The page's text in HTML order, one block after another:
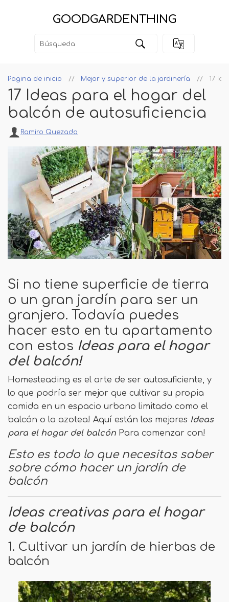
GOODGARDENTHING
Pagina de inicio Mejor y superior de la jardinería 17
17 Ideas para el hogar del
balcón de autosuficiencia
Ramiro Quezada
Si no tiene superficie de tierra
o un gran jardín para ser un
granjero. Todavía puedes
hacer esto en tu apartamento
con estos Ideas para el hogar
del balcón!
Homesteading es el arte de ser autosuficiente, y
lo que podría ser mejor que cultivar su propia
comida en un espacio urbano limitado como el
balcón o la azotea! Aquí están los mejores Ideas
para el hogar del balcón Para comenzar con!
Esto es todo lo que necesitas saber
sobre cómo hacer un jardín de
balcón
Ideas creativas para el hogar
de balcón
1. Cultivar un jardín de hierbas de
balcón